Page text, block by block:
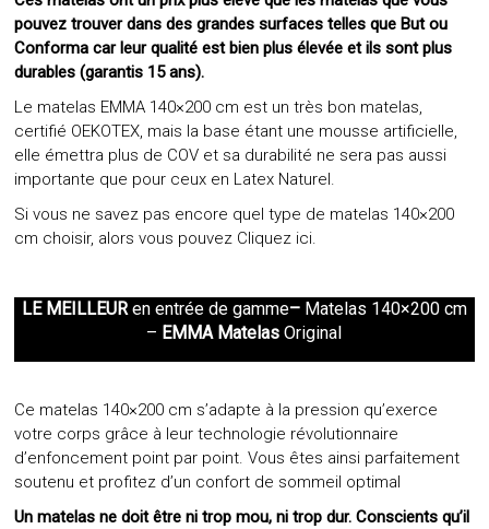
pouvez trouver dans des grandes surfaces telles que But ou
Conforma car leur qualité est bien plus élevée et ils sont plus
durables (garantis 15 ans).
Le matelas EMMA 140×200 cm est un très bon matelas,
certifié OEKOTEX, mais la base étant une mousse artificielle,
elle émettra plus de COV et sa durabilité ne sera pas aussi
importante que pour ceux en Latex Naturel.
Si vous ne savez pas encore quel type de matelas 140×200
cm choisir, alors vous pouvez Cliquez ici.
LE MEILLEURen entrée de gamme– Matelas 140×200 cm
– EMMA Matelas Original
Ce matelas 140×200 cm s’adapte à la pression qu’exerce
votre corps grâce à leur technologie révolutionnaire
d’enfoncement point par point. Vous êtes ainsi parfaitement
soutenu et profitez d’un confort de sommeil optimal
Un matelas ne doit être ni trop mou, ni trop dur. Conscients qu’il